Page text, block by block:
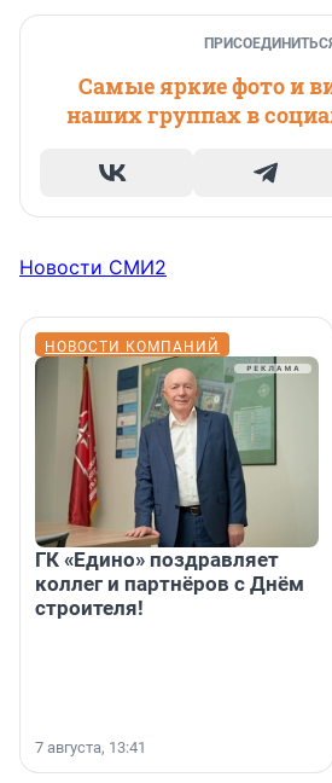
Самые яркие фото и
наших группах в
Новости СМИ2
НОВОСТИ КОМПАНИЙ
ГК «Едино» поздравляет
коллег и партнёров с Днём
строителя!
7 августа, 13:41